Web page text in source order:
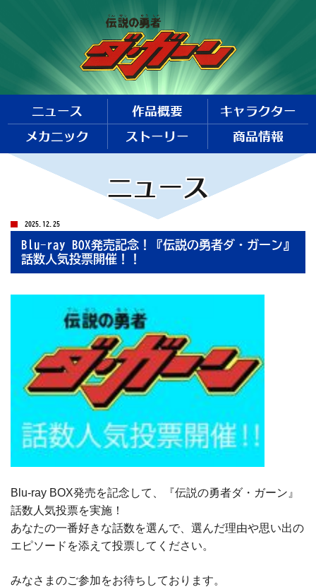
ニュース 作品概要
キャラクター
メカニック
ストーリー 商品情報
ニュース
2025.12.25
Blu-ray BOX発売記念！『伝説の勇者ダ・ガーン』
話数人気投票開催！！
Blu-ray BOX発売を記念して、『伝説の勇者ダ・ガーン』
話数人気投票を実施！
あなたの一番好きな話数を選んで、選んだ理由や思い出の
エピソードを添えて投票してください。
みなさまのご参加をお待ちしております。